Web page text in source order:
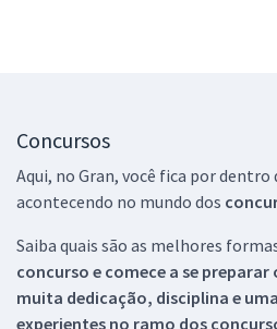
Concursos
Aqui, no Gran, você fica por dentro
acontecendo no mundo dos
Saiba quais são as melhores
concurso e comece a se
muita dedicação, disciplina e
experientes no ramo dos